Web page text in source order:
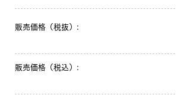
販売価格（税抜）:
販売価格（税込）: